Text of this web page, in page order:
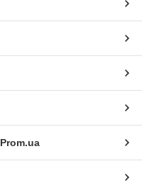
Prom.ua